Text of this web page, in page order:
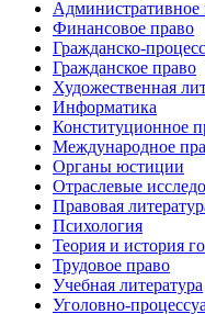
Административное
Финансовое право
Гражданско-
Гражданское право
Художественная
Информатика
Конституционное
Международное
Органы юстиции
Отраслевые
Правовая
Психология
Теория и история
Трудовое право
Учебная литература
Уголовно-